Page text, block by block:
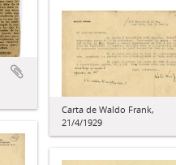
Carta de Waldo Frank,
21/4/1929